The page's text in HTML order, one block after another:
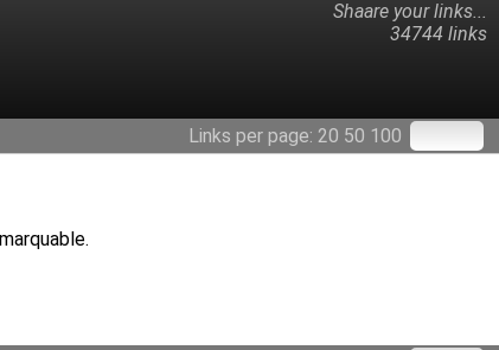
Shaare your links...
34744 links
Links per page: 20 50 100